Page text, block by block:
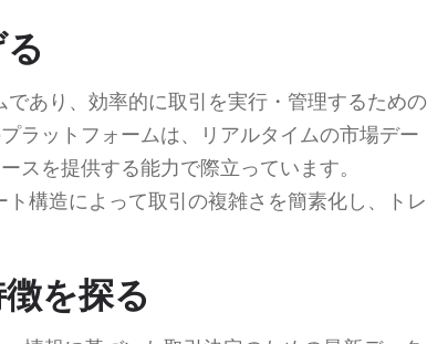
あり、効率的に取引を実行・管理するための
ラットフォームは、リアルタイムの市場デー
スを提供する能力で際立っています。
構造によって取引の複雑さを簡素化し、トレ
を探る